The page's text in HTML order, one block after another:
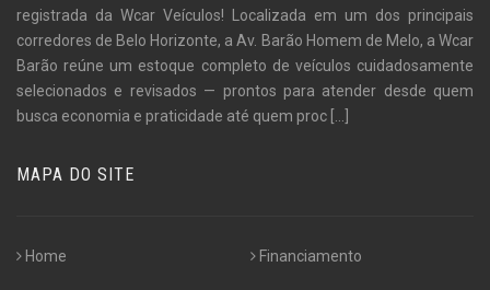
registrada da Wcar Veículos! Localizada em um dos principais
corredores de Belo Horizonte, a Av. Barão Homem de Melo, a Wcar
Barão reúne um estoque completo de veículos cuidadosamente
selecionados e revisados — prontos para atender desde quem
busca economia e praticidade até quem proc
MAPA DO SITE
Home Financiamento